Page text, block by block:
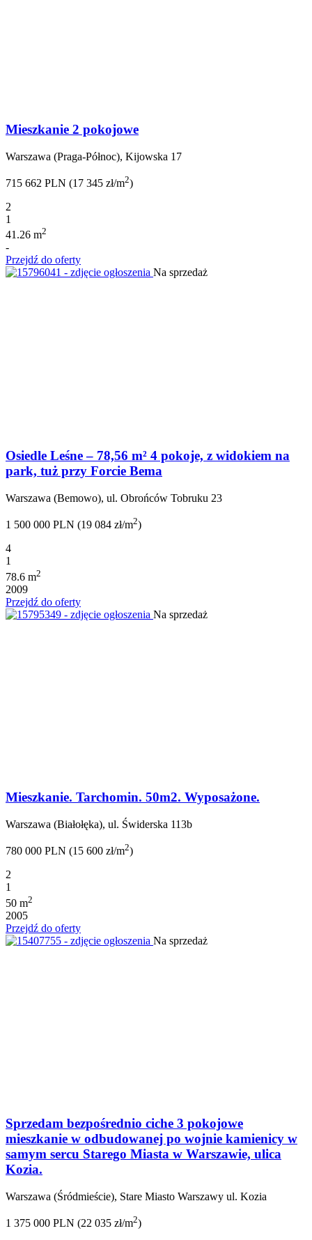
Mieszkanie 2 pokojowe
Warszawa (Praga-Północ), Kijowska 17
715 662 PLN (17 345 zł/m2)
2
1
41.26 m2
-
Przejdź do oferty
Na sprzedaż
Osiedle Leśne – 78,56 m² 4 pokoje, z widokiem na
park, tuż przy Forcie Bema
Warszawa (Bemowo), ul. Obrońców Tobruku 23
1 500 000 PLN (19 084 zł/m2)
4
1
78.6 m2
2009
Przejdź do oferty
Na sprzedaż
Mieszkanie. Tarchomin. 50m2. Wyposażone.
Warszawa (Białołęka), ul. Świderska 113b
780 000 PLN (15 600 zł/m2)
2
1
50 m2
2005
Przejdź do oferty
Na sprzedaż
Sprzedam bezpośrednio ciche 3 pokojowe
mieszkanie w odbudowanej po wojnie kamienicy w
samym sercu Starego Miasta w Warszawie, ulica
Kozia.
Warszawa (Śródmieście), Stare Miasto Warszawy ul. Kozia
1 375 000 PLN (22 035 zł/m2)